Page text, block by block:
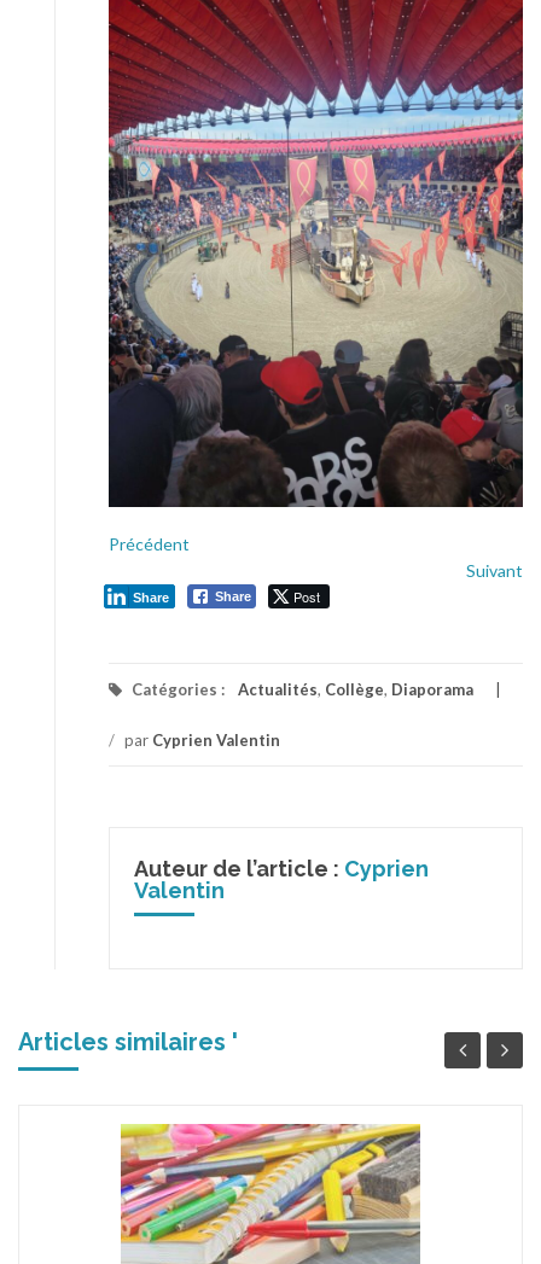
Précédent
Suivant
Share Post
Share
Catégories : Actualités, Collège, Diaporama
/ par Cyprien Valentin
Auteur de l’article : Cyprien
Valentin
Articles similaires '